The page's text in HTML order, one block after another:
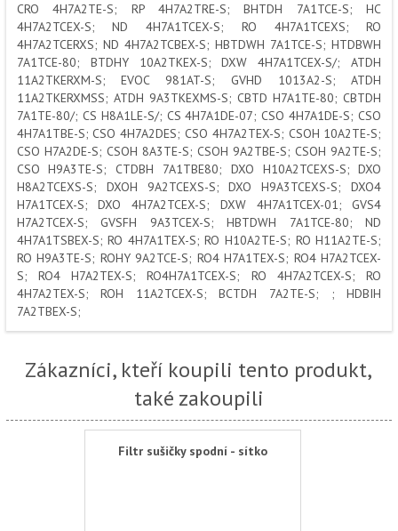
CRO 4H7A2TE-S; RP 4H7A2TRE-S; BHTDH 7A1TCE-S; HC
4H7A2TCEX-S; ND 4H7A1TCEX-S; RO 4H7A1TCEXS; RO
4H7A2TCERXS; ND 4H7A2TCBEX-S; HBTDWH 7A1TCE-S; HTDBWH
7A1TCE-80; BTDHY 10A2TKEX-S; DXW 4H7A1TCEX-S/; ATDH
11A2TKERXM-S; EVOC 981AT-S; GVHD 1013A2-S; ATDH
11A2TKERXMSS; ATDH 9A3TKEXMS-S; CBTD H7A1TE-80; CBTDH
7A1TE-80/; CS H8A1LE-S/; CS 4H7A1DE-07; CSO 4H7A1DE-S; CSO
4H7A1TBE-S; CSO 4H7A2DES; CSO 4H7A2TEX-S; CSOH 10A2TE-S;
CSO H7A2DE-S; CSOH 8A3TE-S; CSOH 9A2TBE-S; CSOH 9A2TE-S;
CSO H9A3TE-S; CTDBH 7A1TBE80; DXO H10A2TCEXS-S; DXO
H8A2TCEXS-S; DXOH 9A2TCEXS-S; DXO H9A3TCEXS-S; DXO4
H7A1TCEX-S; DXO 4H7A2TCEX-S; DXW 4H7A1TCEX-01; GVS4
H7A2TCEX-S; GVSFH 9A3TCEX-S; HBTDWH 7A1TCE-80; ND
4H7A1TSBEX-S; RO 4H7A1TEX-S; RO H10A2TE-S; RO H11A2TE-S;
RO H9A3TE-S; ROHY 9A2TCE-S; RO4 H7A1TEX-S; RO4 H7A2TCEX-
S; RO4 H7A2TEX-S; RO4H7A1TCEX-S; RO 4H7A2TCEX-S; RO
4H7A2TEX-S; ROH 11A2TCEX-S; BCTDH 7A2TE-S; ; HDBIH
7A2TBEX-S;
Zákazníci, kteří koupili tento produkt,
také zakoupili
Filtr sušičky spodní - sítko